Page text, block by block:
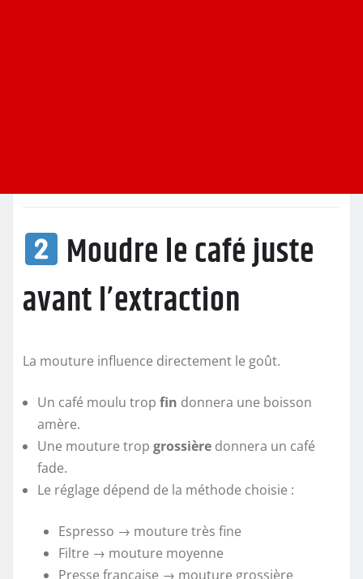
Moudre le café juste
avant l’extraction
La mouture influence directement le goût.
Un café moulu trop fin donnera une boisson
amère.
Une mouture trop grossière donnera un café
fade.
Le réglage dépend de la méthode choisie :
Espresso → mouture très fine
Filtre → mouture moyenne
Presse française → mouture grossière